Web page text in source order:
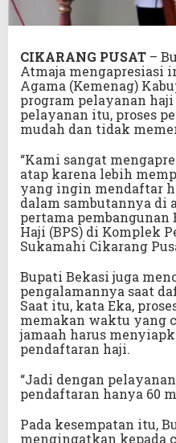
CIKARANG PUSAT –
Atmaja mengapresiasi
Agama (Kemenag)
program pelayanan haji
pelayanan itu, proses
mudah dan tidak
“Kami sangat
atap karena lebih
yang ingin mendaftar
dalam sambutannya di
pertama pembangunan
Haji (BPS) di Komplek
Sukamahi Cikarang
Bupati Bekasi juga
pengalamannya saat
Saat itu, kata Eka,
memakan waktu yang
jamaah harus
pendaftaran haji.
“Jadi dengan
pendaftaran hanya 60
Pada kesempatan itu,
mengingatkan kepada